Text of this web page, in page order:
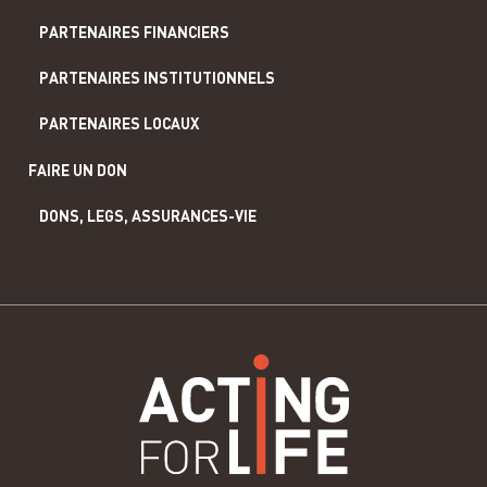
PARTENAIRES FINANCIERS
PARTENAIRES INSTITUTIONNELS
PARTENAIRES LOCAUX
FAIRE UN DON
DONS, LEGS, ASSURANCES-VIE